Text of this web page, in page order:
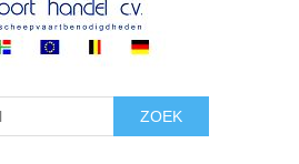
ZOEK